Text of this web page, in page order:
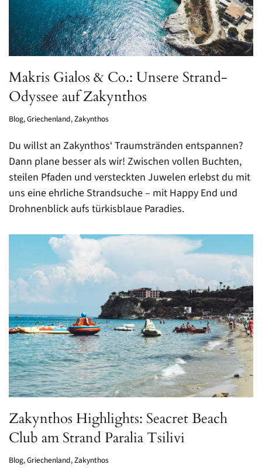
Makris Gialos & Co.: Unsere Strand-
Odyssee auf Zakynthos
Blog,Griechenland,Zakynthos
Du willst an Zakynthos‘ Traumstränden entspannen?
Dann plane besser als wir! Zwischen vollen Buchten,
steilen Pfaden und versteckten Juwelen erlebst du mit
uns eine ehrliche Strandsuche – mit Happy End und
Drohnenblick aufs türkisblaue Paradies.
Zakynthos Highlights: Seacret Beach
Club am Strand Paralia Tsilivi
Blog,Griechenland,Zakynthos